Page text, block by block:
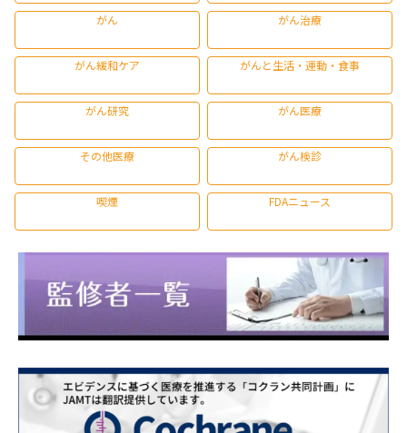
がん がん治療
がん緩和ケア がんと生活・運動・食事
がん研究 がん医療
その他医療 がん検診
喫煙 FDAニュース